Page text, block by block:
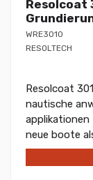
Resolcoat
WRE3010
RESOLTECH
Resolcoat
nautische
neue boote